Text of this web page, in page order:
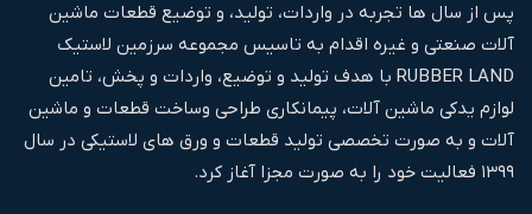
پس از سال ها تجربه در واردات، تولید، و توضیع قطعات ماشین
آلات صنعتی و غیره اقدام به تاسیس مجموعه سرزمین لاستیک
RUBBER LAND با هدف تولید و توضیع، واردات و پخش، تامین
لوازم یدکی ماشین آلات، پیمانکاری طراحی وساخت قطعات و ماشین
آلات و به صورت تخصصی تولید قطعات و ورق های لاستیکی در سال
۱۳۹۹ فعالیت خود را به صورت مجزا آغاز کرد.